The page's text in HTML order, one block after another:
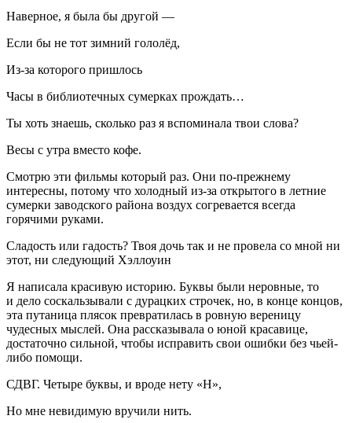
Наверное, я была бы другой —
Если бы не тот зимний гололёд,
Из-за которого пришлось
Часы в библиотечных сумерках прождать…
Ты хоть знаешь, сколько раз я вспоминала твои слова?
Весы с утра вместо кофе.
Смотрю эти фильмы который раз. Они по-прежнему
интересны, потому что холодный из-за открытого в летние
сумерки заводского района воздух согревается всегда
горячими руками.
Сладость или гадость? Твоя дочь так и не провела со мной ни
этот, ни следующий Хэллоуин
Я написала красивую историю. Буквы были неровные, то
и дело соскальзывали с дурацких строчек, но, в конце концов,
эта путаница плясок превратилась в ровную вереницу
чудесных мыслей. Она рассказывала о юной красавице,
достаточно сильной, чтобы исправить свои ошибки без чьей-
либо помощи.
СДВГ. Четыре буквы, и вроде нету «Н»,
Но мне невидимую вручили нить.